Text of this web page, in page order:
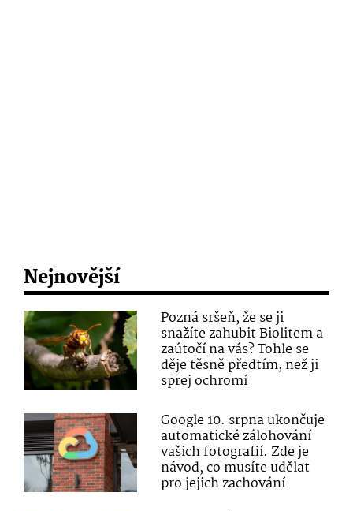
Nejnovější
Pozná sršeň, že se ji
snažíte zahubit Biolitem a
zaútočí na vás? Tohle se
děje těsně předtím, než ji
sprej ochromí
Google 10. srpna ukončuje
automatické zálohování
vašich fotografií. Zde je
návod, co musíte udělat
pro jejich zachování